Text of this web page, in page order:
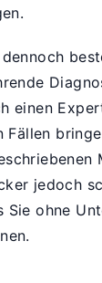
einen
Fällen
jedoch
Sie ohne